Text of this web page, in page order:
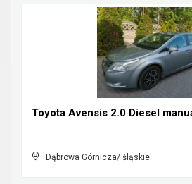
Dąbrowa Górnicza/ śląskie